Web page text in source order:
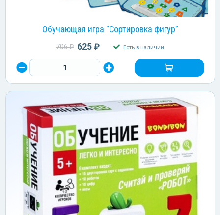
Обучающая игра "Сортировка фигур"
706 ₽ 625 ₽ Есть в наличии